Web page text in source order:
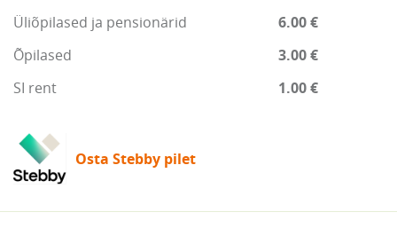
Üliõpilased ja pensionärid
6.00 €
Õpilased
3.00 €
SI rent
1.00 €
Osta Stebby pilet